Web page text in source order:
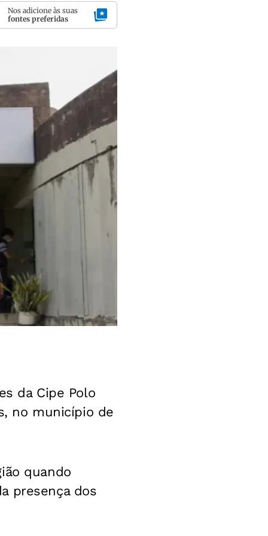
Nos adicione às suas
fontes preferidas
da Cipe Polo
no município de
quando
presença dos